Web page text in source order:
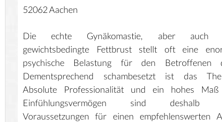
52062 Aachen
Die echte Gynäkomastie, aber auch
gewichtsbedingte Fettbrust stellt oft eine
psychische Belastung für den Betroffenen
Dementsprechend schambesetzt ist das
Absolute Professionalität und ein hohes
Einfühlungsvermögen sind deshalb
Voraussetzungen für einen empfehlenswerten